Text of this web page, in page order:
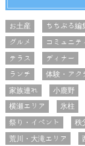
お土産 ちちぶる編
グルメ
コミュニテ
テラス
ディナー
ランチ
体験・アク
家族連れ
小鹿野
横瀬エリア
氷柱
祭り・イベント
秩
荒川・大滝エリア